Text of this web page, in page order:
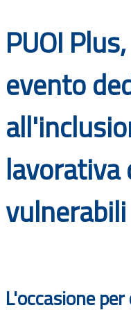
Bandi
Guide
PUOI
evento
vulnerabili
L'occasione